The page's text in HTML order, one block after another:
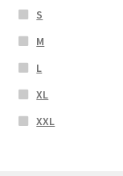
S
M
L
XL
XXL